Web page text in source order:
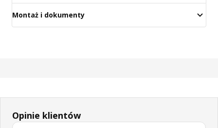
Montaż i dokumenty
Opinie klientów